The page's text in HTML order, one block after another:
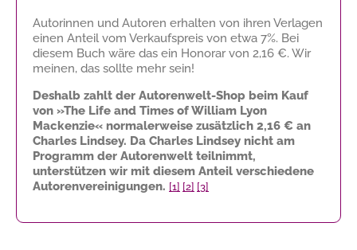
Autorinnen und Autoren erhalten von ihren Verlagen
einen Anteil vom Verkaufspreis von etwa 7%. Bei
diesem Buch wäre das ein Honorar von 2,16 €. Wir
meinen, das sollte mehr sein!
Deshalb zahlt der Autorenwelt-Shop beim Kauf
von »The Life and Times of William Lyon
Mackenzie« normalerweise zusätzlich 2,16 € an
Charles Lindsey. Da Charles Lindsey nicht am
Programm der Autorenwelt teilnimmt,
unterstützen wir mit diesem Anteil verschiedene
Autorenvereinigungen. [1] [2] [3]